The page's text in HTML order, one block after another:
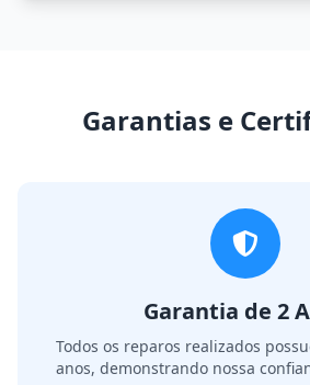
Garantias e
Garantia de 2
Todos os reparos realizados
anos, demonstrando nossa